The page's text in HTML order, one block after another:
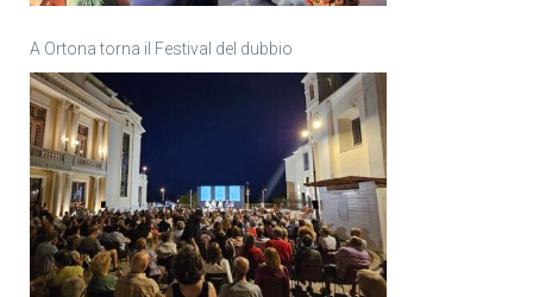
A Ortona torna il Festival del dubbio